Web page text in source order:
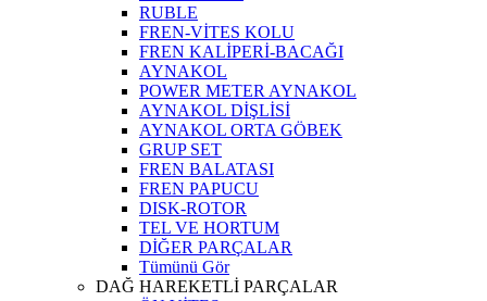
RUBLE
FREN-VİTES KOLU
FREN KALİPERİ-BACAĞI
AYNAKOL
POWER METER AYNAKOL
AYNAKOL DİŞLİSİ
AYNAKOL ORTA GÖBEK
GRUP SET
FREN BALATASI
FREN PAPUCU
DISK-ROTOR
TEL VE HORTUM
DİĞER PARÇALAR
Tümünü Gör
DAĞ HAREKETLİ PARÇALAR